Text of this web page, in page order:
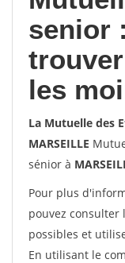
senior
les
La Mutuelle des
MARSEILLE
sénior à
Pour plus
pouvez
possibles et
En utilisant le